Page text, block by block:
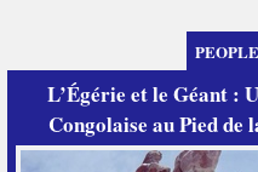
L’Égérie et le Géant :
Congolaise au Pied de